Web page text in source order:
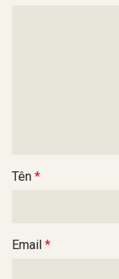
Tên *
Email *